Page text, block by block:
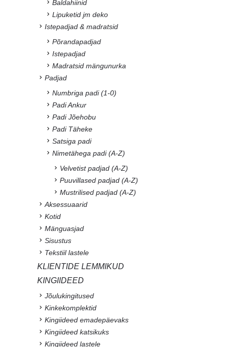
Baldahiinid
Lipuketid jm deko
Istepadjad & madratsid
Põrandapadjad
Istepadjad
Madratsid mängunurka
Padjad
Numbriga padi (1-0)
Padi Ankur
Padi Jõehobu
Padi Täheke
Satsiga padi
Nimetähega padi (A-Z)
Velvetist padjad (A-Z)
Puuvillased padjad (A-Z)
Mustrilised padjad (A-Z)
Aksessuaarid
Kotid
Mänguasjad
Sisustus
Tekstiil lastele
KLIENTIDE LEMMIKUD
KINGIIDEED
Jõulukingitused
Kinkekomplektid
Kingiideed emadepäevaks
Kingiideed katsikuks
Kingiideed lastele